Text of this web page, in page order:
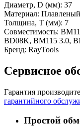
Диаметр, D (мм): 37
Материал:
Толщина, Т (мм): 7
Совместимость:
BD08K, BM115 3.0,
Бренд: RayTools
Сервисное
Гарантия
гарантийного
Простой